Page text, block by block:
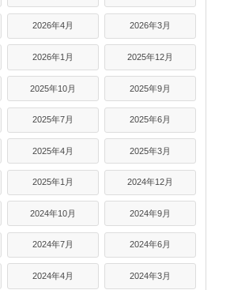
2026年4月 2026年3月
2026年1月 2025年12月
2025年10月 2025年9月
2025年7月 2025年6月
2025年4月 2025年3月
2025年1月 2024年12月
2024年10月 2024年9月
2024年7月 2024年6月
2024年4月 2024年3月